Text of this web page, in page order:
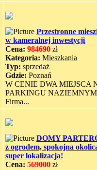
Przestronne
w kameralnej inwestycji
Cena: 984690 zł
Kategoria: Mieszkania
Typ: sprzedaż
Gdzie: Poznań
W CENIE DWA MIEJSCA
PARKINGU NAZIEMNYM
Firma...
DOMY
z ogrodem, spokojna
super lokalizacja!
Cena: 569000 zł